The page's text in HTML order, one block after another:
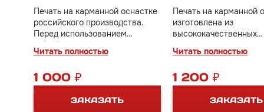
Читать полностью
Печать на карманной оснастке
российского производства.
Перед использованием
кнопку сверху, снять крышку и
1 000 ₽
ЗАКАЗАТЬ
Читать полностью
Печать на карманной
изготовлена из
высококачественных
получать
где вы находитесь:
1 200 ₽
ЗАКАЗАТЬ